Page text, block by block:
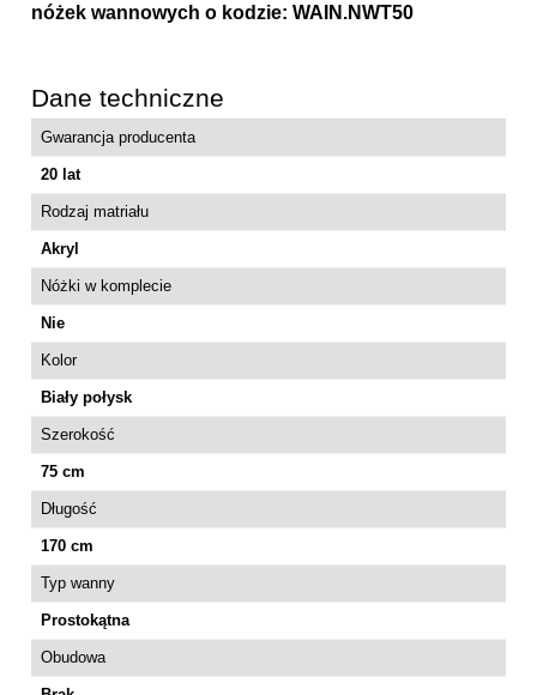
nóżek wannowych o kodzie: WAIN.NWT50
Dane techniczne
Gwarancja producenta
20 lat
Rodzaj matriału
Akryl
Nóżki w komplecie
Nie
Kolor
Biały połysk
Szerokość
75 cm
Długość
170 cm
Typ wanny
Prostokątna
Obudowa